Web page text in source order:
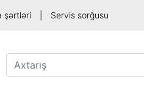
şərtləri Servis sorğusu